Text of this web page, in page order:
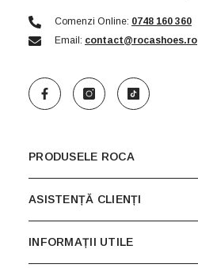
Comenzi Online: 0748 160 360
Email: contact@rocashoes.ro
PRODUSELE ROCA
ASISTENȚĂ CLIENȚI
INFORMAȚII UTILE